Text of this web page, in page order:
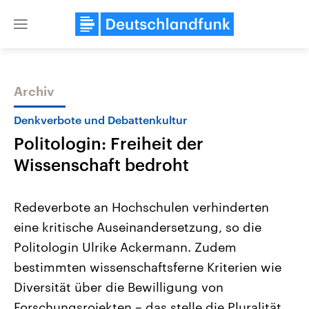
Close
Themen
Landtagswahl Sachsen-Anhalt
2026
Alle Informationen
Sachsen-Anhalt wählt am 6.
September 2026 einen neuen
Landtag. Seit 2021 wird das
Bundesland von einer Koalition aus
USA
Aktuelle Beiträge,
Hintergründe
Wirtschaftlich und
gehören die Vereinigten
den mächtigsten Ländern
mit großem Einfluss auf
Archiv
Denkverbote und Debattenkultur
Politologin: Freiheit der
Wissenschaft bedroht
Redeverbote an Hochschulen verhinderten
eine kritische Auseinandersetzung, so die
Politologin Ulrike Ackermann. Zudem
bestimmten wissenschaftsferne Kriterien wie
Diversität über die Bewilligung von